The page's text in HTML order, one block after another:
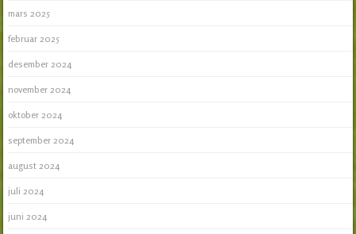
mars 2025
februar 2025
desember 2024
november 2024
oktober 2024
september 2024
august 2024
juli 2024
juni 2024